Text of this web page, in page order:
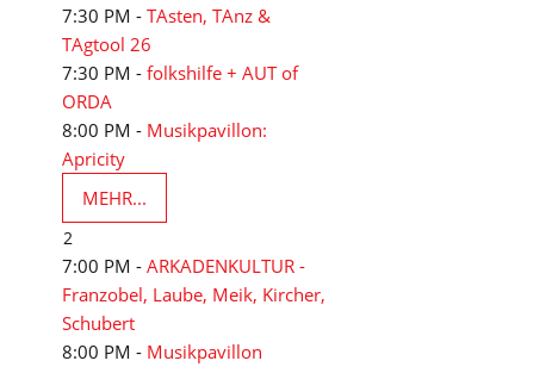
7:30 PM - TAsten, TAnz &
TAgtool 26
7:30 PM - folkshilfe + AUT of
ORDA
8:00 PM - Musikpavillon:
Apricity
MEHR...
2
7:00 PM - ARKADENKULTUR -
Franzobel, Laube, Meik, Kircher,
Schubert
8:00 PM - Musikpavillon